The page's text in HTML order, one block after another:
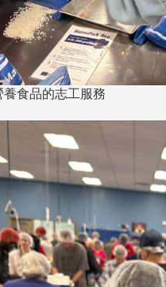
食品的志工服務
校友會於6月6日(六)舉辦
瑠公圳知性健行活動」，在
明正學長與副領隊呂惠玲學
...
校友會活動 (系
其他)
系友會蘭陽探梅漫遊 齊聚
夏歡樂樂章